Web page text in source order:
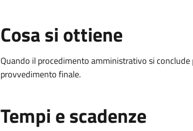
Cosa si ottiene
Quando il procedimento amministrativo si
provvedimento finale.
Tempi e scadenze